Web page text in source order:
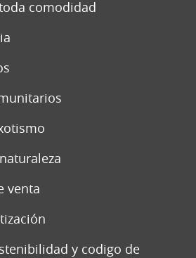
comodidad
venta
y codigo de